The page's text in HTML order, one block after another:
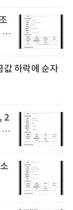
체
값 하락에 순자
2